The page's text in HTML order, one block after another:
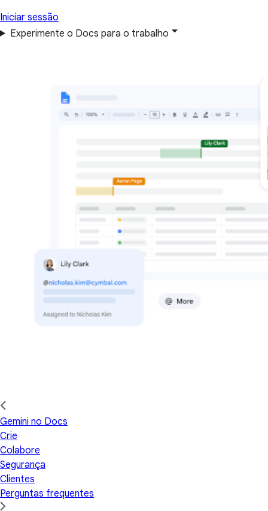
Iniciar sessão
Experimente o Docs para o trabalho
Gemini no Docs
Crie
Colabore
Segurança
Clientes
Perguntas frequentes